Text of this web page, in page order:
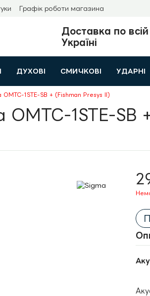
Графік роботи магазина
Доставка по всій
Україні
ДУХОВІ СМИЧКОВІ УДАРНІ
OMTC-1STE-SB + (Fishman Presys II)
OMTC-1STE-SB